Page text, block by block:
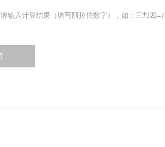
请输入计算结果（填写阿拉伯数字），如：三加四=7